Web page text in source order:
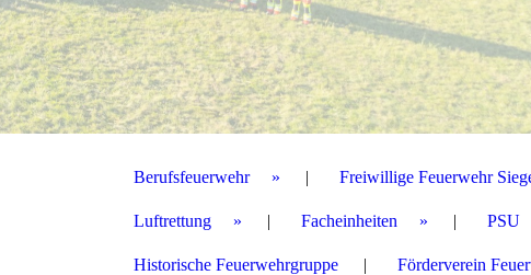
Berufsfeuerwehr Freiwillige Feuerwehr
Luftrettung Facheinheiten PSU
Historische Feuerwehrgruppe Förderverein